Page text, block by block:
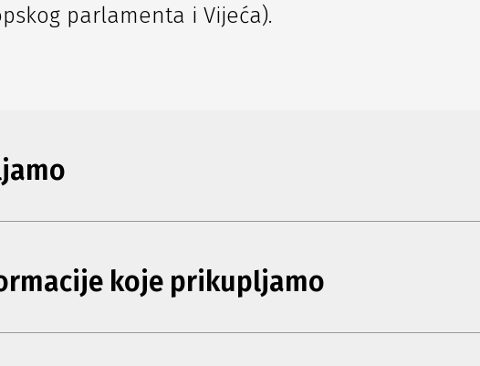
parlamenta i Vijeća).
koje prikupljamo